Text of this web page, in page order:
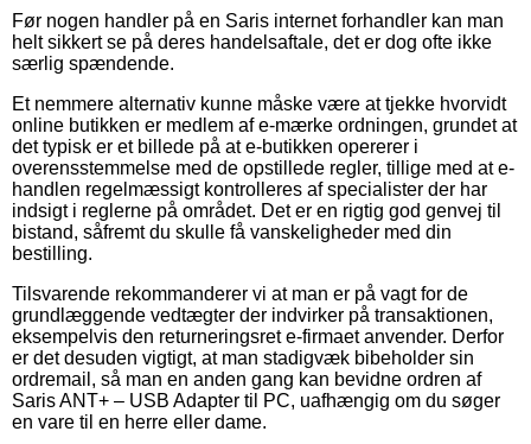
Før nogen handler på en Saris internet forhandler kan man
helt sikkert se på deres handelsaftale, det er dog ofte ikke
særlig spændende.
Et nemmere alternativ kunne måske være at tjekke hvorvidt
online butikken er medlem af e-mærke ordningen, grundet at
det typisk er et billede på at e-butikken opererer i
overensstemmelse med de opstillede regler, tillige med at e-
handlen regelmæssigt kontrolleres af specialister der har
indsigt i reglerne på området. Det er en rigtig god genvej til
bistand, såfremt du skulle få vanskeligheder med din
bestilling.
Tilsvarende rekommanderer vi at man er på vagt for de
grundlæggende vedtægter der indvirker på transaktionen,
eksempelvis den returneringsret e-firmaet anvender. Derfor
er det desuden vigtigt, at man stadigvæk bibeholder sin
ordremail, så man en anden gang kan bevidne ordren af
Saris ANT+ – USB Adapter til PC, uafhængig om du søger
en vare til en herre eller dame.